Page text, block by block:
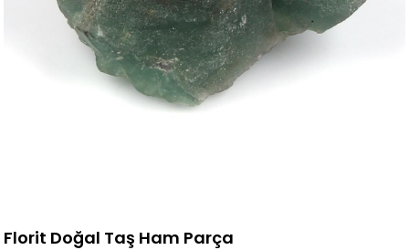
Florit Doğal Taş Ham Parça